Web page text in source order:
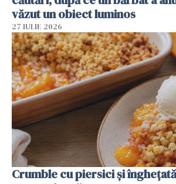
văzut un obiect luminos
27 IULIE 2026
Crumble cu piersici și